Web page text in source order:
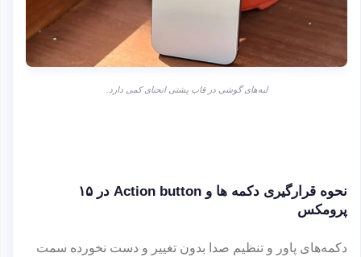
لبه‌های گوشی در قاب پشتی انحنای کمی دارد.
نحوه قرارگیری دکمه ها و Action button در ۱۵
پرومکس
دکمه‌های پاور و تنظیم صدا بدون تغییر و دست نخورده سمت